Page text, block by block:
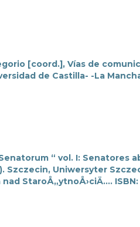
[coord.], Vías de
de Castilla- -La
“ vol. I: Senatores
Szczecin, Uniwersyter
StaroÅ„ytnoÅ›ciÄ….